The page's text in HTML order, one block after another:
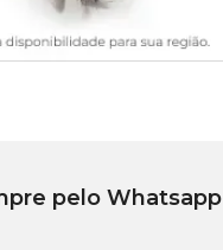
pelo Whatsapp